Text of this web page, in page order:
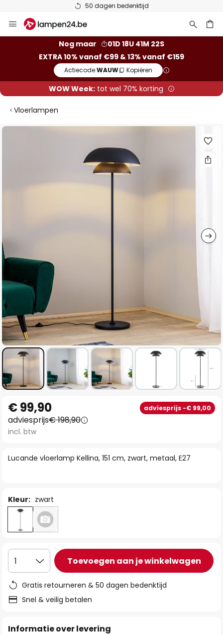
50 dagen bedenktijd
naar
Nog maar
01D 18U 41M 21S
EXTRA 10% vanaf €99 & 13% vanaf €159
Actiecode:WAUW Kopiëren
WOW Week:tot wel 70% korting
Vloerlampen
Ga
naar
het
begin
de
Lucande vloerlamp Kellina, 151 cm, zwart, metaal, E27
€ 99,90 adviesprijs -€ 99,00
adviesprijs€ 198,90
incl. btw
Kleur: zwart
1 Toevoegen aan je winkelwagen
Gratis retourneren & 50 dagen bedenktijd
Snel & veilig betalen
Informatie over levering